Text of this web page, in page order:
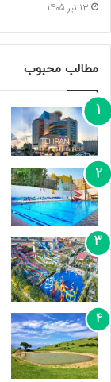
13 تیر 1405
مطالب محبوب